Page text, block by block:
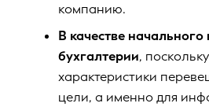
компанию.
В качестве
бухгалтерии,
характеристики
цели, а именно для